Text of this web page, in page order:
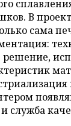
В
сама
решение,
служба